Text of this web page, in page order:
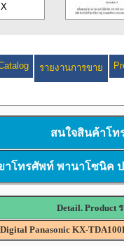
รายงานการขาย
สนใจสินค้าโท
าโทรศัพท์ พานาโซนิค
Detail. Product
Panasonic KX-